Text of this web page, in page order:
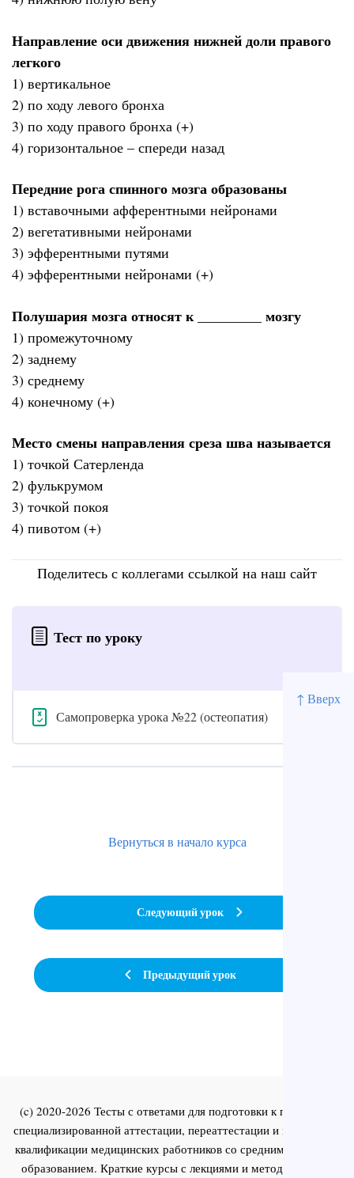
↑ Вверх
Направление оси движения нижней доли правого
легкого
1) вертикальное
2) по ходу левого бронха
3) по ходу правого бронха (+)
4) горизонтальное – спереди назад
Передние рога спинного мозга образованы
1) вставочными афферентными нейронами
2) вегетативными нейронами
3) эфферентными путями
4) эфферентными нейронами (+)
Полушария мозга относят к _________ мозгу
1) промежуточному
2) заднему
3) среднему
4) конечному (+)
Место смены направления среза шва называется
1) точкой Сатерленда
2) фулькрумом
3) точкой покоя
4) пивотом (+)
Поделитесь с коллегами ссылкой на наш сайт
Тест по уроку
Самопроверка урока №22 (остеопатия)
Предыдущий урок
Вернуться в начало курса
Следующий урок
(c) 2020-2026 Тесты с ответами для подготовки к первичной
специализированной аттестации, переаттестации и повышения
квалификации медицинских работников со средним и высшим
образованием. Краткие курсы с лекциями и методическими